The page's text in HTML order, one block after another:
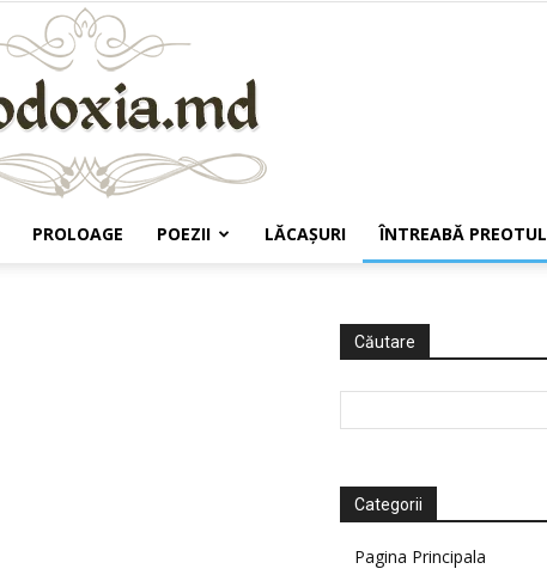
PROLOAGE POEZII LĂCAŞURI ÎNTREABĂ PREOTUL
Căutare
Categorii
Pagina Principala